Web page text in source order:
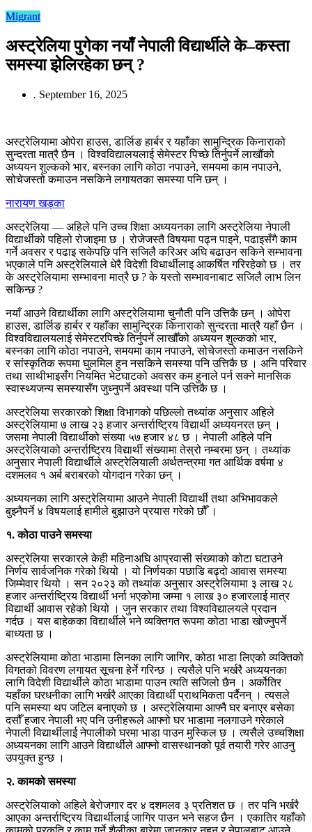
Migrant
अस्ट्रेलिया पुगेका नयाँ नेपाली विद्यार्थीले के–कस्ता
समस्या झेलिरहेका छन् ?
. September 16, 2025
अस्ट्रेलियामा ओपेरा हाउस, डार्लिङ हार्बर र यहाँका सामुन्द्रिक किनाराको
सुन्दरता मात्रै छैन । विश्वविद्यालयलाई सेमेस्टर पिच्छे तिर्नुपर्ने लाखौंको
अध्ययन शुल्कको भार, बस्नका लागि कोठा नपाउने, समयमा काम नपाउने,
सोचेजस्तो कमाउन नसकिने लगायतका समस्या पनि छन् ।
नारायण खड्का
अस्ट्रेलिया — अहिले पनि उच्च शिक्षा अध्ययनका लागि अस्ट्रेलिया नेपाली
विद्यार्थीको पहिलो रोजाइमा छ । रोजेजस्तै विषयमा पढ्न पाइने, पढाइसँगै काम
गर्ने अवसर र पढाइ सकेपछि पनि सजिलै करिअर अघि बढाउन सकिने सम्भावना
भएकाले पनि अस्ट्रेलियाले धेरै विदेशी विधार्थीलाइ आकर्षित गरिरहेको छ । तर
के अस्ट्रेलियामा सम्भावना मात्रै छ ? के यस्तो सम्भावनाबाट सजिलै लाभ लिन
सकिन्छ ?
नयाँ आउने विद्यार्थीका लागि अस्ट्रेलियामा चुनौती पनि उत्तिकै छन् । ओपेरा
हाउस, डार्लिङ हार्बर र यहाँका सामुन्द्रिक किनाराको सुन्दरता मात्रै यहाँ छैन ।
विश्वविद्यालयलाई सेमेस्टरपिच्छे तिर्नुपर्ने लाखौँको अध्ययन शुल्कको भार,
बस्नका लागि कोठा नपाउने, समयमा काम नपाउने, सोचेजस्तो कमाउन नसकिने
र सांस्कृतिक रूपमा घुलमिल हुन नसकिने समस्या पनि उत्तिकै छ । अनि परिवार
तथा साथीभाइसँग नियमित भेटघाटको अवसर कम हुनाले पर्न सक्ने मानसिक
स्वास्थ्यजन्य समस्यासँग जुध्नुपर्ने अवस्था पनि उत्तिकै छ ।
अस्ट्रेलिया सरकारको शिक्षा विभागको पछिल्लो तथ्यांक अनुसार अहिले
अस्ट्रेलियामा ७ लाख २३ हजार अन्तर्राष्ट्रिय विद्यार्थी अध्ययनरत छन् ।
जसमा नेपाली विद्यार्थीको संख्या ५७ हजार ४८ छ । नेपाली अहिले पनि
अस्ट्रेलियाको अन्तर्राष्ट्रिय विद्यार्थी संख्यामा तेस्रो नम्बरमा छन् । तथ्यांक
अनुसार नेपाली विद्यार्थीले अस्ट्रेलियाली अर्थतन्त्रमा गत आर्थिक वर्षमा ४
दशमलव १ अर्ब बराबरको योगदान गरेका छन् ।
अध्ययनका लागि अस्ट्रेलियामा आउने नेपाली विद्यार्थी तथा अभिभावकले
बुझ्नैपर्ने ४ विषयलाई हामीले बुझाउने प्रयास गरेको छौँ ।
१‍. कोठा पाउने समस्या
अस्ट्रेलिया सरकारले केही महिनाअघि आप्रवासी संख्याको कोटा घटाउने
निर्णय सार्वजनिक गरेको थियो । यो निर्णयका पछाडि बढ्दो आवास समस्या
जिम्मेवार थियो । सन २०२३ को तथ्यांक अनुसार अस्ट्रेलियामा ३ लाख २८
हजार अन्तर्राष्ट्रिय विद्यार्थी भर्ना भएकोमा जम्मा १ लाख ३० हजारलाई मात्र
विद्यार्थी आवास रहेको थियो । जुन सरकार तथा विश्वविद्यालयले प्रदान
गर्दछ । यस बाहेकका विद्यार्थीले भने व्यक्तिगत रूपमा कोठा भाडा खोज्नुपर्ने
बाध्यता छ ।
अस्ट्रेलियामा कोठा भाडामा लिनका लागि जागिर, कोठा भाडा लिएको व्यक्तिको
विगतको विवरण लगायत सूचना हेर्ने गरिन्छ । त्यसैले पनि भर्खरै अध्ययनका
लागि विदेशी विद्यार्थीले कोठा भाडामा पाउन त्यति सजिलो छैन । अर्कोतिर
यहाँका घरधनीका लागि भर्खरै आएका विद्यार्थी प्राथमिकता पर्दैनन् । त्यसले
पनि समस्या थप जटिल बनाएको छ । अस्ट्रेलियामा आफ्नै घर बनाएर बसेका
दसौँ हजार नेपाली भए पनि उनीहरूले आफ्नो घर भाडामा नलगाउने गरेकाले
नेपाली विद्यार्थीलाई नेपालीको घरमा भाडा पाउन मुस्किल छ । त्यसैले उच्चशिक्षा
अध्ययनका लागि आउने विद्यार्थीले आफ्नो वासस्थानको पूर्व तयारी गरेर आउनु
उपयुक्त हुन्छ ।
२. कामको समस्या
अस्ट्रेलियाको अहिले बेरोजगार दर ४ दशमलव ३ प्रतिशत छ । तर पनि भर्खरै
आएका अन्तर्राष्ट्रिय विद्यार्थीलाई जागिर पाउन भने सहज छैन । एकातिर यहाँको